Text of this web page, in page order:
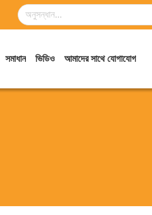
সমাধান ভিডিও আমাদের সাথে যোগাযোগ